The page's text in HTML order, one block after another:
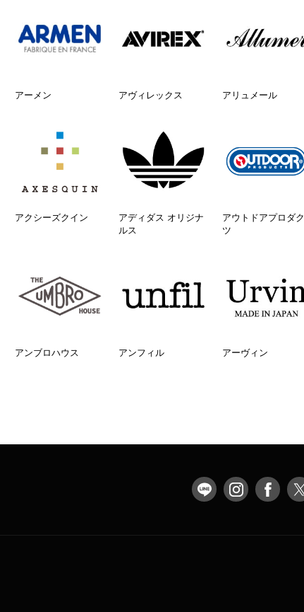
アーメン アヴィレックス アリュメール
アクシーズクイン
アディダス オリジナ
ルス
アウトドアプロダク
ツ
アンブロハウス アンフィル アーヴィン